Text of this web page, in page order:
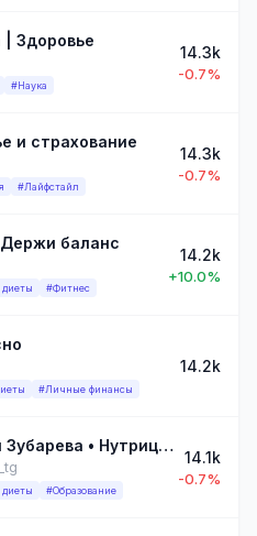
| Здоровье
#Наука
14.3k
-0.7%
и страхование
#Лайфстайл
14.3k
-0.7%
баланс
#Фитнес
14.2k
+10.0%
#Личные финансы
14.2k
Доктор Наталья Зубарева •️ Нутрициолог •️ Серотониновая семья •️ Правильное питание •️ Диета •️ Здоровье
#Образование
14.1k
-0.7%